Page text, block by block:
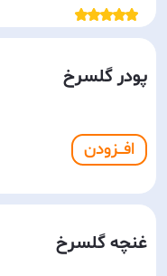
پودر گلسرخ
افـــزودن
غنچه گلسرخ